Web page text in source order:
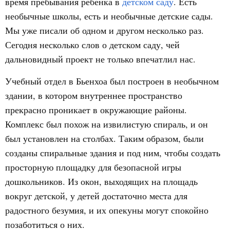
необычные школы, есть и необычные детские сады.
Мы уже писали об одном и другом несколько раз.
Сегодня несколько слов о детском саду, чей
дальновидный проект не только впечатлил нас.
Учебный отдел в Бьенхоа был построен в необычном
здании, в котором внутреннее пространство
прекрасно проникает в окружающие районы.
Комплекс был похож на извилистую спираль, и он
был установлен на столбах. Таким образом, были
созданы спиральные здания и под ним, чтобы создать
просторную площадку для безопасной игры
дошкольников. Из окон, выходящих на площадь
вокруг детской, у детей достаточно места для
радостного безумия, и их опекуны могут спокойно
позаботиться о них.